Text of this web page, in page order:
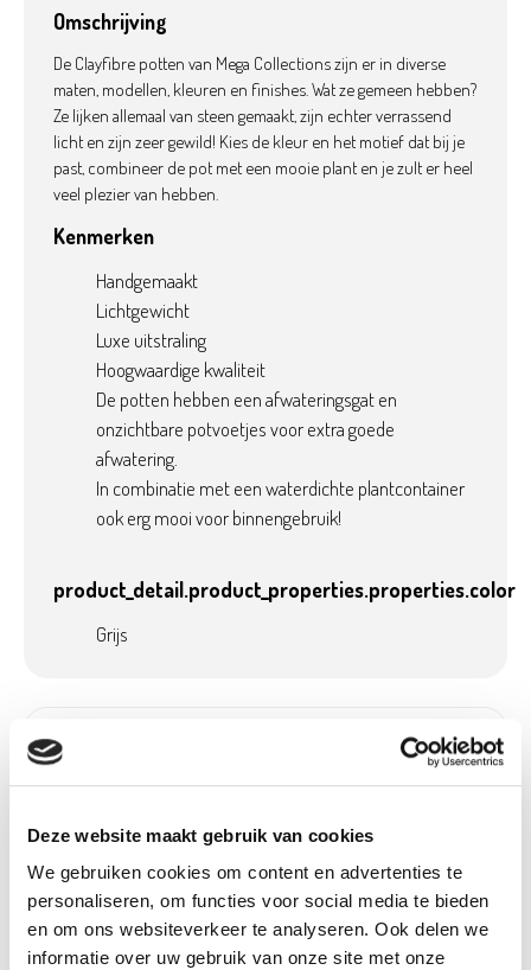
Deze website maakt gebruik van cookies
We gebruiken cookies om content en advertenties te
personaliseren, om functies voor social media te bieden
en om ons websiteverkeer te analyseren. Ook delen we
informatie over uw gebruik van onze site met onze
Omschrijving
De Clayfibre potten van Mega Collections zijn er in diverse
maten, modellen, kleuren en finishes. Wat ze gemeen hebben?
Ze lijken allemaal van steen gemaakt, zijn echter verrassend
licht en zijn zeer gewild! Kies de kleur en het motief dat bij je
past, combineer de pot met een mooie plant en je zult er heel
veel plezier van hebben.
Kenmerken
Handgemaakt
Lichtgewicht
Luxe uitstraling
Hoogwaardige kwaliteit
De potten hebben een afwateringsgat en
onzichtbare potvoetjes voor extra goede
afwatering.
In combinatie met een waterdichte plantcontainer
ook erg mooi voor binnengebruik!
product_detail.product_properties.properties.color
Grijs
Product details
Betaalbaar met
Neen
Gewicht:
0,01 kg
Hoogte (cm):
43 cm
Breedte (cm):
45 cm
Lengte (cm):
45 cm